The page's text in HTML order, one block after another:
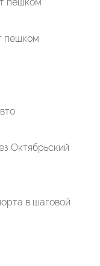
пешком
Октябрьский
в шаговой